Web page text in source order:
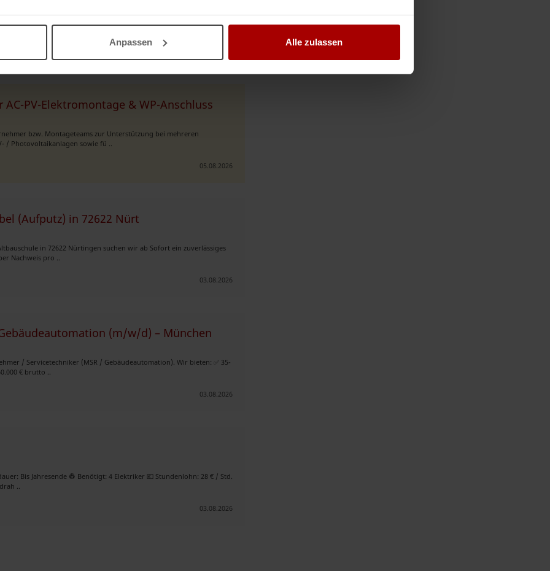
Anpassen Alle zulassen
für Fertiginstallation mit speziellen Kenntnissen und Erfahrung in
Photov ..
PV-Elektromontage & WP-Anschluss
bzw. Montageteams zur Unterstützung bei mehreren
/ Photovoltaikanlagen sowie fü ..
05.08.2026
(Aufputz) in 72622 Nürt
in 72622 Nürtingen suchen wir ab Sofort ein zuverlässiges
Nachweis pro ..
03.08.2026
(m/w/d) – München
/ Servicetechniker (MSR / Gebäudeautomation). Wir bieten: ✅ 35-
€ brutto ..
03.08.2026
Bis Jahresende 👷 Benötigt: 4 Elektriker 💶 Stundenlohn: 28 € / Std.
..
03.08.2026